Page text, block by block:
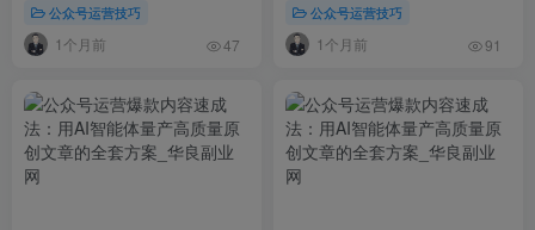
公众号运营技巧
1个月前 47
公众号运营技巧
1个月前 91